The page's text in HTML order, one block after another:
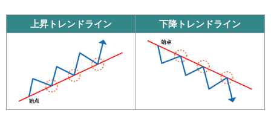
上昇トレンドライン 下降トレンドライン